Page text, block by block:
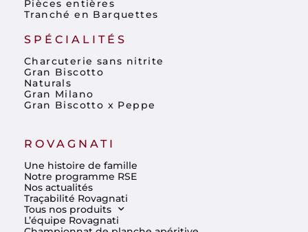
Pièces entières
Tranché en Barquettes
SPÉCIALITÉS
Charcuterie sans nitrite
Gran Biscotto
Naturals
Gran Milano
Gran Biscotto x Peppe
ROVAGNATI
Une histoire de famille
Notre programme RSE
Nos actualités
Traçabilité Rovagnati
Tous nos produits
L’équipe Rovagnati